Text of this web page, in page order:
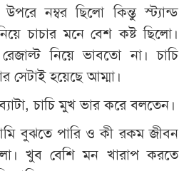
নম্বর ছিলো কিন্তু স্ট্যান্ড
চাচার মনে বেশ কষ্ট ছিলো।
নিয়ে ভাবতো না। চাচি
সেটাই হয়েছে আম্মা।
চাচি মুখ ভার করে বলতেন।
বুঝতে পারি ও কী রকম জীবন
খুব বেশি মন খারাপ করতে